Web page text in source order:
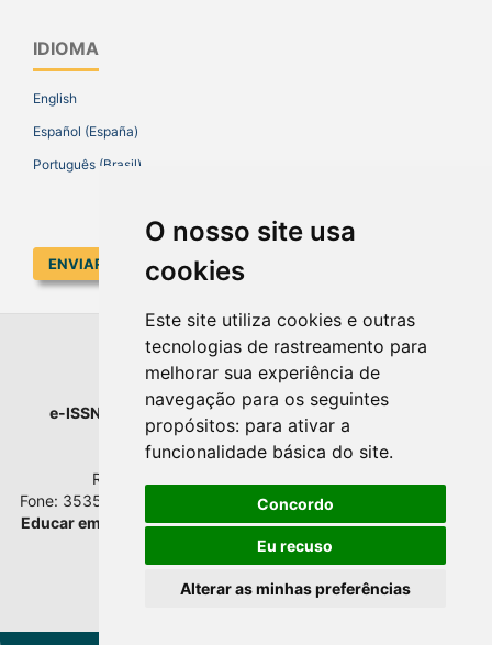
O nosso site usa
cookies
Este site utiliza cookies e outras
tecnologias de rastreamento para
melhorar sua experiência de
navegação para os seguintes
propósitos: para ativar a
funcionalidade básica do site.
Concordo
Eu recuso
Alterar as minhas preferências
IDIOMA
English
Español (España)
Português (Brasil)
ENVIAR SUBMISSÃO
EDUCAR EM REVISTA
e-ISSN : 1984-0411 | Prefixo DOI : 10.1590 | Qualis
Universidade Federal do Paraná
Setor de Educação - Campus Rebouças
Rua Rockefeller, nº 57, 2.º andar - Sala 202
Fone: 3535-6207 | Bairro: Rebouças | Curitiba - Paraná - Brasil
Educar em Revistaesta licenciada comCreative Commons BY
Atribuição 4.0 Internacional.